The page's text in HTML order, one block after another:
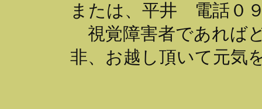
または、平井 電話０
視覚障害者であれば
非、お越し頂いて元気